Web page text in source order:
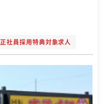
正社員採用特典対象求人